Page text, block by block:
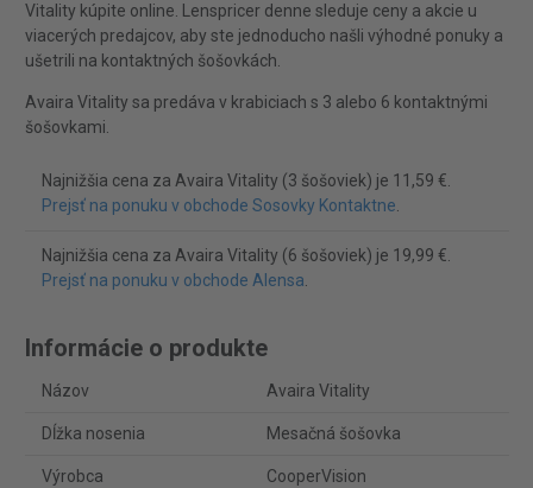
Vitality kúpite online. Lenspricer denne sleduje ceny a akcie u
viacerých predajcov, aby ste jednoducho našli výhodné ponuky a
ušetrili na kontaktných šošovkách.
Avaira Vitality sa predáva v krabiciach s 3 alebo 6 kontaktnými
šošovkami.
Najnižšia cena za Avaira Vitality (3 šošoviek) je 11,59 €.
Prejsť na ponuku v obchode Sosovky Kontaktne.
Najnižšia cena za Avaira Vitality (6 šošoviek) je 19,99 €.
Prejsť na ponuku v obchode Alensa.
Informácie o produkte
Názov Avaira Vitality
Dĺžka nosenia Mesačná šošovka
Výrobca CooperVision